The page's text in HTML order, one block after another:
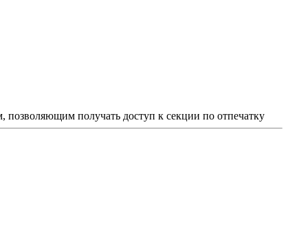
позволяющим получать доступ к секции по отпечатку